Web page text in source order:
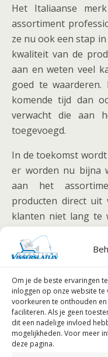
Om je de beste ervaringen
inloggen op onze website te
voorkeuren te onthouden
faciliteren. Als je geen
dit een nadelige invloed
mogelijkheden. Voor meer
deze pagina.
Het Italiaanse
assortiment
ze nu ook een stap
kwaliteit van de
aan en weten veel
goed te
komende tijd dan
verwacht die aan
toegevoegd.
In de toekomst
er worden nu bijna
aan het
producten direct uit
klanten niet lang te
betaald zijn met
bezorgd door
service bij Karper
omruilen van
het complete
terecht.